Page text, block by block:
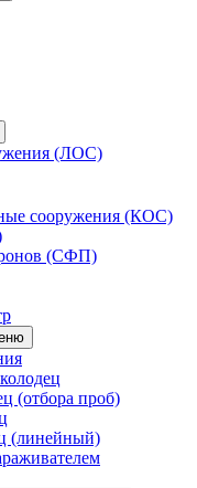
(ЛОС)
сооружения (КОС)
(СФП)
(отбора проб)
(линейный)